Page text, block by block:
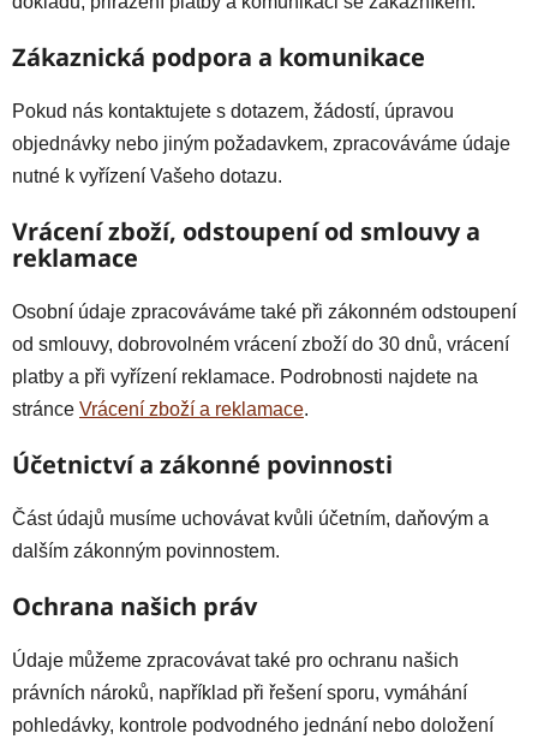
Zákaznická podpora a komunikace
Pokud nás kontaktujete s dotazem, žádostí, úpravou
objednávky nebo jiným požadavkem, zpracováváme údaje
nutné k vyřízení Vašeho dotazu.
Vrácení zboží, odstoupení od smlouvy a
reklamace
Osobní údaje zpracováváme také při zákonném odstoupení
od smlouvy, dobrovolném vrácení zboží do 30 dnů, vrácení
platby a při vyřízení reklamace. Podrobnosti najdete na
stránce Vrácení zboží a reklamace.
Účetnictví a zákonné povinnosti
Část údajů musíme uchovávat kvůli účetním, daňovým a
dalším zákonným povinnostem.
Ochrana našich práv
Údaje můžeme zpracovávat také pro ochranu našich
právních nároků, například při řešení sporu, vymáhání
pohledávky, kontrole podvodného jednání nebo doložení